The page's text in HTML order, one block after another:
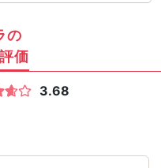
の
価
3.68